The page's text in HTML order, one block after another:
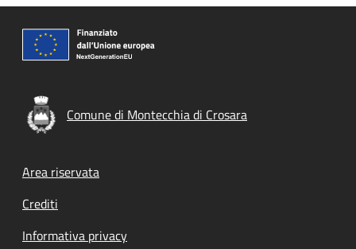
Comune di Montecchia di Crosara
Footer menu
Area riservata
Crediti
Informativa privacy